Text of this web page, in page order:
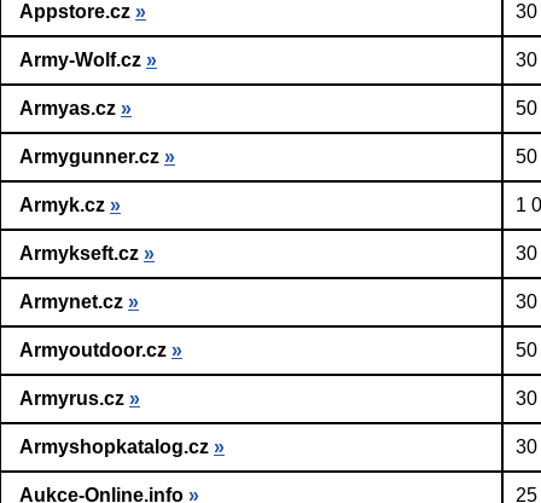
Appstore.cz » 30
Army-Wolf.cz » 30
Armyas.cz » 50
Armygunner.cz » 50
Armyk.cz » 1
Armykseft.cz » 30
Armynet.cz » 30
Armyoutdoor.cz » 50
Armyrus.cz » 30
Armyshopkatalog.cz » 30
Aukce-Online.info »